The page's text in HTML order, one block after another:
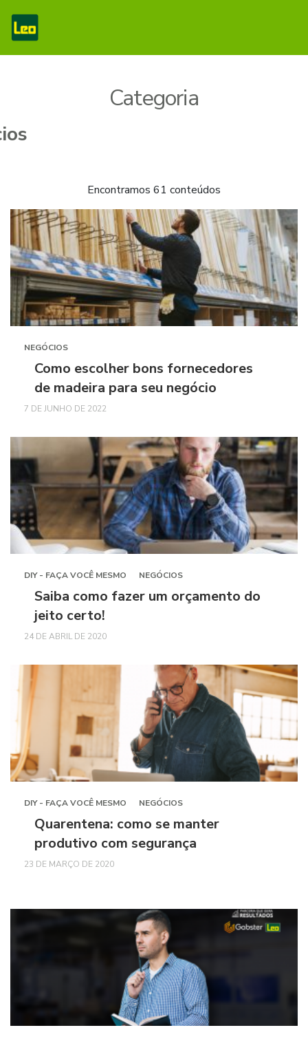
Categoria
Encontramos 61 conteúdos
NEGÓCIOS
Como escolher bons fornecedores
de madeira para seu negócio
7 DE JUNHO DE 2022
DIY - FAÇA VOCÊ MESMO NEGÓCIOS
Saiba como fazer um orçamento do
jeito certo!
24 DE ABRIL DE 2020
DIY - FAÇA VOCÊ MESMO NEGÓCIOS
Quarentena: como se manter
produtivo com segurança
23 DE MARÇO DE 2020